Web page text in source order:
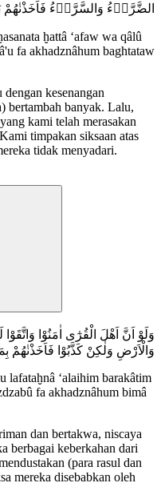
الضَّرَّاۤءُ وَالسَّرَّاۤءُ فَاَخَذْنٰهُمْ
ḫattâ ‘afaw wa qâlû
fa akhadznâhum baghtataw
kesenangan
bertambah banyak. Lalu,
kami telah merasakan
timpakan siksaan atas
tidak menyadari.
وَلَوْ اَنَّ اَهْلَ الْقُرٰٓى اٰمَنُوْا
وَالْاَرْضِ وَلٰكِنْ كَذَّبُوْا فَاَخَذْنٰهُمْ
lafataḫnâ ‘alaihim barakâtim
fa akhadznâhum bimâ
dan bertakwa, niscaya
berbagai keberkahan dari
(para rasul dan
mereka disebabkan oleh